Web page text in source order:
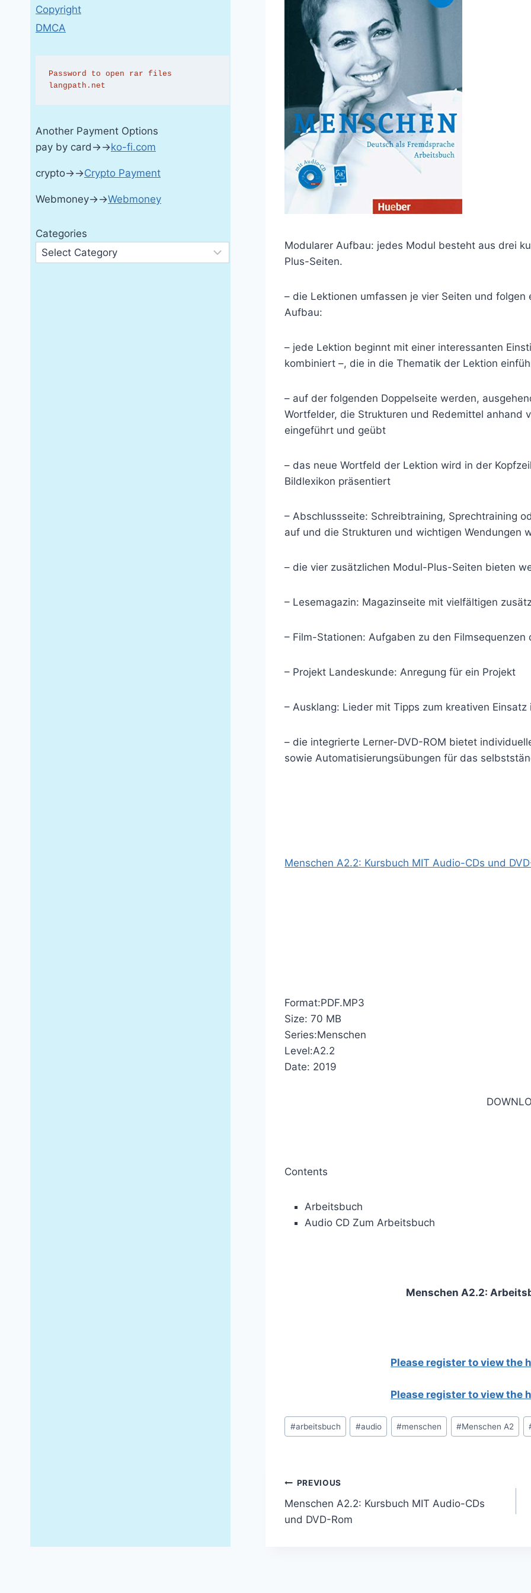
Modularer Aufbau: jedes Modul besteht aus drei
Plus-Seiten.
– die Lektionen umfassen je vier Seiten und
Aufbau:
– jede Lektion beginnt mit einer interessanten
kombiniert –, die in die Thematik der Lektion
– auf der folgenden Doppelseite werden,
Wortfelder, die Strukturen und Redemittel anhand
eingeführt und geübt
– das neue Wortfeld der Lektion wird in der
Bildlexikon präsentiert
– Abschlussseite: Schreibtraining, Sprechtraining
auf und die Strukturen und wichtigen Wendungen
– die vier zusätzlichen Modul-Plus-Seiten bieten
– Lesemagazin: Magazinseite mit vielfältigen
– Film-Stationen: Aufgaben zu den Filmsequenzen
– Projekt Landeskunde: Anregung für ein Projekt
– Ausklang: Lieder mit Tipps zum kreativen
– die integrierte Lerner-DVD-ROM bietet
sowie Automatisierungsübungen für das
Menschen A2.2: Kursbuch MIT Audio-CDs und
Format:PDF.MP3
Size: 70 MB
Series:Menschen
Level:A2.2
Date: 2019
Contents
Arbeitsbuch
Audio CD Zum Arbeitsbuch
Menschen A2.2:
Please register to view the
Please register to view the
Post
Tags:
#arbeitsbuch #audio #menschen #Menschen A2
Post
navigation
PREVIOUS
Menschen A2.2: Kursbuch MIT Audio-CDs
und DVD-Rom
Copyright
DMCA
Password to open rar files
langpath.net
Another Payment Options
pay by card→→ko-fi.com
crypto→→Crypto Payment
Webmoney→→Webmoney
Categories